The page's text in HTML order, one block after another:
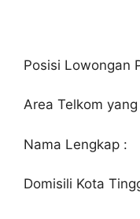
Posisi Lowongan
Area Telkom
Nama Lengkap :
Domisili Kota